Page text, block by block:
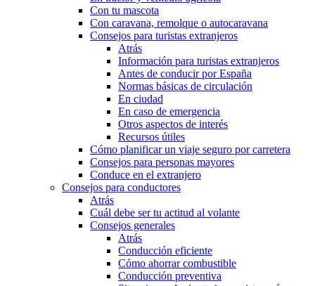
Con tu mascota
Con caravana, remolque o autocaravana
Consejos para turistas extranjeros
Atrás
Información para turistas extranjeros
Antes de conducir por España
Normas básicas de circulación
En ciudad
En caso de emergencia
Otros aspectos de interés
Recursos útiles
Cómo planificar un viaje seguro por carretera
Consejos para personas mayores
Conduce en el extranjero
Consejos para conductores
Atrás
Cuál debe ser tu actitud al volante
Consejos generales
Atrás
Conducción eficiente
Cómo ahorrar combustible
Conducción preventiva